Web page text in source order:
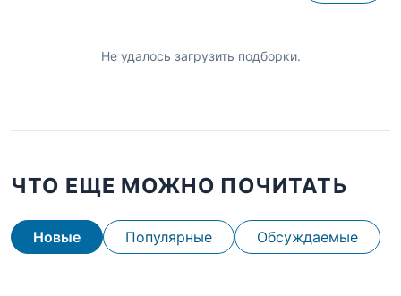
Не удалось загрузить подборки.
ЧТО ЕЩЕ МОЖНО ПОЧИТАТЬ
Новые Популярные Обсуждаемые